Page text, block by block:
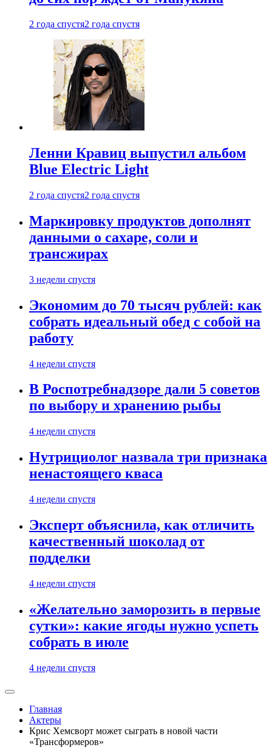
2 года спустя2 года спустя
Ленни Кравиц выпустил альбом
Blue Electric Light
2 года спустя2 года спустя
Маркировку продуктов дополнят
данными о сахаре, соли и
трансжирах
3 недели спустя
Экономим до 70 тысяч рублей: как
собрать идеальный обед с собой на
работу
4 недели спустя
В Роспотребнадзоре дали 5 советов
по выбору и хранению рыбы
4 недели спустя
Нутрициолог назвала три признака
ненастоящего кваса
4 недели спустя
Эксперт объяснила, как отличить
качественный шоколад от
подделки
4 недели спустя
«Желательно заморозить в первые
сутки»: какие ягоды нужно успеть
собрать в июле
4 недели спустя
Главная
Актеры
Крис Хемсворт может сыграть в новой части
«Трансформеров»